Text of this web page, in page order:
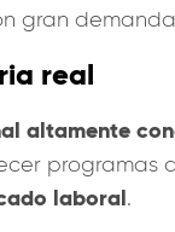
gran
real
altamente
laboral.